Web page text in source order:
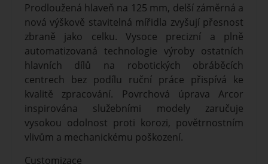
Prodloužená hlaveň na 125 mm, delší záměrná a
nová výškově stavitelná mířidla zvyšují přesnost
zbraně jako celku. Vysoce precizní a plně
automatizovaná technologie výroby ostatních
hlavních dílů na robotických obráběcích
centrech bez podílu ruční práce přispívá ke
kvalitě zpracování. Povrchová úprava Arcor
inspirována služebními modely zaručuje
vysokou odolnost proti korozi, povětrnostním
vlivům a mechanickému poškození.
Customizace